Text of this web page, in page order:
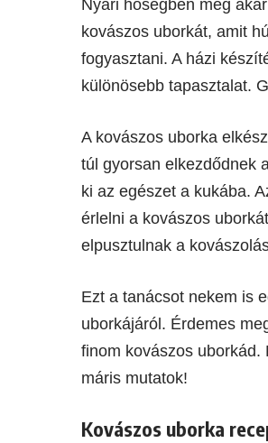
Nyári hőségben még
kovászos uborkát, amit
fogyasztani. A házi
különösebb tapasztalat.
A kovászos uborka
túl gyorsan elkezdődnek
ki az egészet a kukába.
érlelni a kovászos
elpusztulnak a
Ezt a tanácsot nekem is
uborkájáról. Érdemes
finom kovászos
máris mutatok!
Kovászos uborka